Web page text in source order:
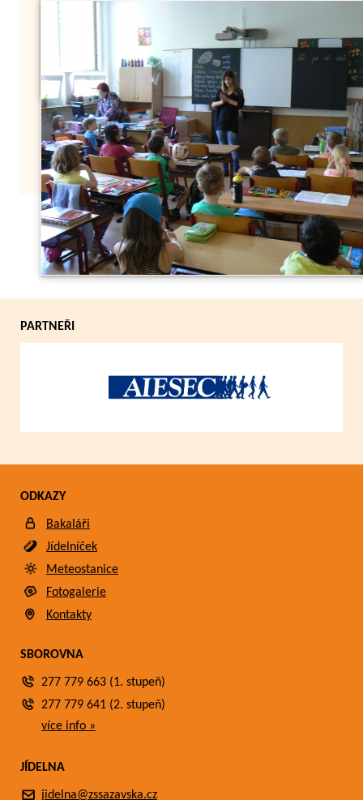
Zpět
PARTNEŘI
ODKAZY
Bakaláři
Jídelníček
Meteostanice
Fotogalerie
Kontakty
SBOROVNA
277 779 663 (1. stupeň)
277 779 641 (2. stupeň)
více info »
JÍDELNA
jidelna@zssazavska.cz